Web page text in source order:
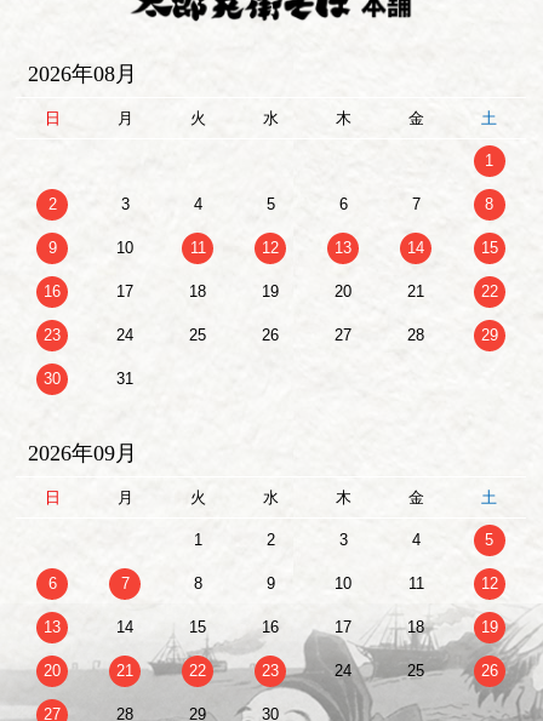
2026年08月
日 月 火 水 木 金 土
1
2 3 4 5 6 7 8
9 10 11 12 13 14 15
16 17 18 19 20 21 22
23 24 25 26 27 28 29
30 31
2026年09月
日 月 火 水 木 金 土
1 2 3 4 5
6 7 8 9 10 11 12
13 14 15 16 17 18 19
20 21 22 23 24 25 26
27 28 29 30